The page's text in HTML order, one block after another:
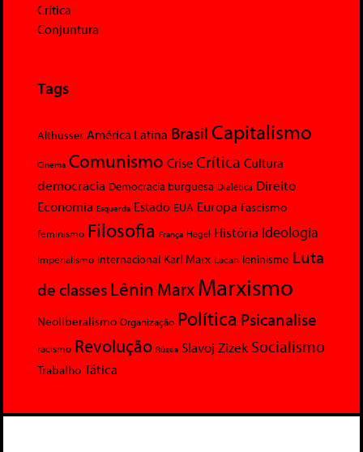
Crítica
Conjuntura
Tags
Althusser América Latina Brasil Capitalismo
Cinema Comunismo Crise Crítica Cultura
democracia Democracia burguesa Dialética Direito
Economia Esquerda Estado EUA Europa Fascismo
feminismo Filosofia França Hegel História Ideologia
Imperialismo Internacional Karl Marx Lacan leninismo Luta
de classesLênin MarxMarxismo
Neoliberalismo Organização Política Psicanalise
racismo Revolução Rússia Slavoj Zizek Socialismo
Trabalho Tática